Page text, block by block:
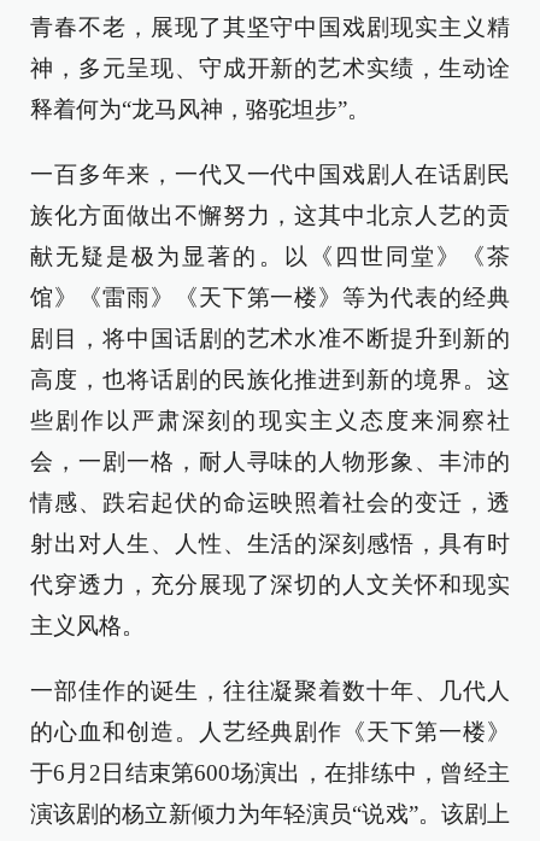
青春不老，展现了其坚守中国戏剧现实主义精
神，多元呈现、守成开新的艺术实绩，生动诠
释着何为“龙马风神，骆驼坦步”。
一百多年来，一代又一代中国戏剧人在话剧民
族化方面做出不懈努力，这其中北京人艺的贡
献无疑是极为显著的。以《四世同堂》《茶
馆》《雷雨》《天下第一楼》等为代表的经典
剧目，将中国话剧的艺术水准不断提升到新的
高度，也将话剧的民族化推进到新的境界。这
些剧作以严肃深刻的现实主义态度来洞察社
会，一剧一格，耐人寻味的人物形象、丰沛的
情感、跌宕起伏的命运映照着社会的变迁，透
射出对人生、人性、生活的深刻感悟，具有时
代穿透力，充分展现了深切的人文关怀和现实
主义风格。
一部佳作的诞生，往往凝聚着数十年、几代人
的心血和创造。人艺经典剧作《天下第一楼》
于6月2日结束第600场演出，在排练中，曾经主
演该剧的杨立新倾力为年轻演员“说戏”。该剧上